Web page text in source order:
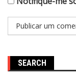
SEARCH